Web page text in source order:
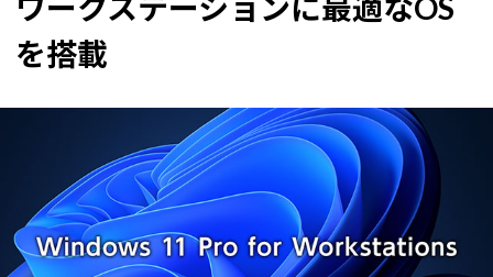
ワークステーションに最適なOS
を搭載